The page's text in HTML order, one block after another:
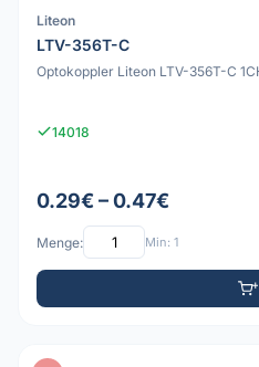
Liteon
LTV-356T-C
Optokoppler Liteon LTV-356T-C
14018
0.29€ – 0.47€
Menge: Min: 1